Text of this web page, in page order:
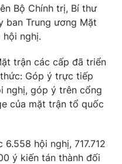
Bộ Chính trị, Bí thư
ban Trung ương Mặt
nghị.
trận các cấp đã triển
Góp ý trực tiếp
nghị, góp ý trên cổng
của mặt trận tổ quốc
hội nghị, 717.712
ý kiến tán thành đối